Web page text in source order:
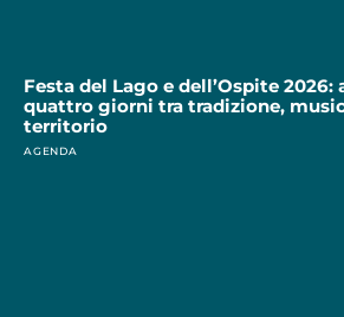
Festa del Lago e dell’Ospite 2026:
quattro giorni tra tradizione,
territorio
AGENDA